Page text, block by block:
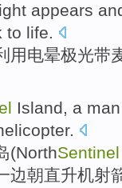
appears
to life.
用电晕极光带
Island, a man
.
(NorthSentinel
边朝直升机射